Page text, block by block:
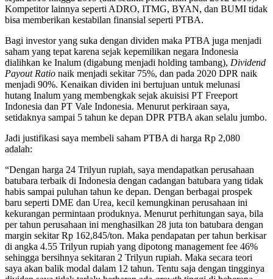
Kompetitor lainnya seperti ADRO, ITMG, BYAN, dan BUMI tidak
bisa memberikan kestabilan finansial seperti PTBA.
Bagi investor yang suka dengan dividen maka PTBA juga menjadi
saham yang tepat karena sejak kepemilikan negara Indonesia
dialihkan ke Inalum (digabung menjadi holding tambang), Dividend
Payout Ratio naik menjadi sekitar 75%, dan pada 2020 DPR naik
menjadi 90%. Kenaikan dividen ini bertujuan untuk melunasi
hutang Inalum yang membengkak sejak akuisisi PT Freeport
Indonesia dan PT Vale Indonesia. Menurut perkiraan saya,
setidaknya sampai 5 tahun ke depan DPR PTBA akan selalu jumbo.
Jadi justifikasi saya membeli saham PTBA di harga Rp 2,080
adalah:
“Dengan harga 24 Trilyun rupiah, saya mendapatkan perusahaan
batubara terbaik di Indonesia dengan cadangan batubara yang tidak
habis sampai puluhan tahun ke depan. Dengan berbagai prospek
baru seperti DME dan Urea, kecil kemungkinan perusahaan ini
kekurangan permintaan produknya. Menurut perhitungan saya, bila
per tahun perusahaan ini menghasilkan 28 juta ton batubara dengan
margin sekitar Rp 162,845/ton. Maka pendapatan per tahun berkisar
di angka 4.55 Trilyun rupiah yang dipotong management fee 46%
sehingga bersihnya sekitaran 2 Trilyun rupiah. Maka secara teori
saya akan balik modal dalam 12 tahun. Tentu saja dengan tingginya